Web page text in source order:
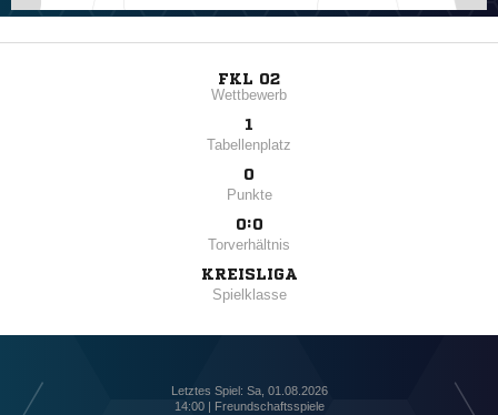
FKL 02
Wettbewerb
1
Tabellenplatz
0
Punkte
0:0
Torverhältnis
KREISLIGA
Spielklasse
Letztes Spiel: Sa, 01.08.2026
14:00 | Freundschaftsspiele